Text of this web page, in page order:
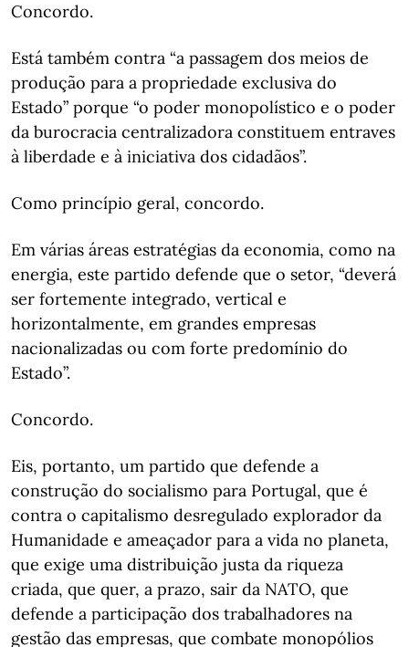
Concordo.
Está também contra “a passagem dos meios de
produção para a propriedade exclusiva do
Estado” porque “o poder monopolístico e o poder
da burocracia centralizadora constituem entraves
à liberdade e à iniciativa dos cidadãos”.
Como princípio geral, concordo.
Em várias áreas estratégias da economia, como na
energia, este partido defende que o setor, “deverá
ser fortemente integrado, vertical e
horizontalmente, em grandes empresas
nacionalizadas ou com forte predomínio do
Estado”.
Concordo.
Eis, portanto, um partido que defende a
construção do socialismo para Portugal, que é
contra o capitalismo desregulado explorador da
Humanidade e ameaçador para a vida no planeta,
que exige uma distribuição justa da riqueza
criada, que quer, a prazo, sair da NATO, que
defende a participação dos trabalhadores na
gestão das empresas, que combate monopólios